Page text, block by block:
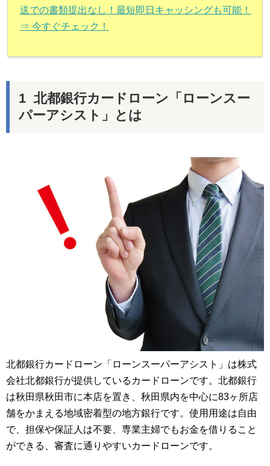
送での書類提出なし！最短即日キャッシングも可能！
⇒ 今すぐチェック！
北都銀行カードローン「ローンスー
パーアシスト」とは
北都銀行カードローン「ローンスーパーアシスト」は株式
会社北都銀行が提供しているカードローンです。北都銀行
は秋田県秋田市に本店を置き、秋田県内を中心に83ヶ所店
舗をかまえる地域密着型の地方銀行です。使用用途は自由
で、担保や保証人は不要、専業主婦でもお金を借りること
ができる、審査に通りやすいカードローンです。